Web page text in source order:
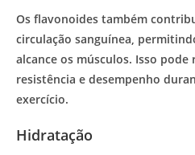
Os flavonoides também
circulação sanguínea,
alcance os músculos. Isso
resistência e desempenho
exercício.
Hidratação